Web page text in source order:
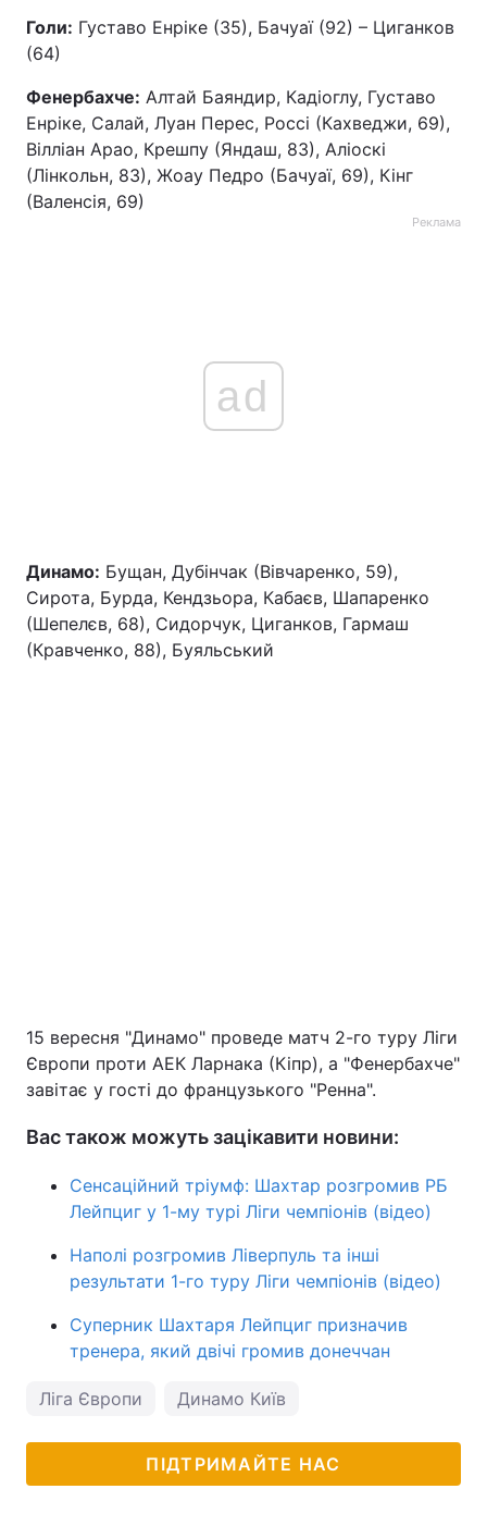
Тема оформлення
Голи: Густаво Енріке (35), Бачуаї (92) – Циганков
(64)
Фенербахче: Алтай Баяндир, Кадіоглу, Густаво
Енріке, Салай, Луан Перес, Россі (Кахведжи, 69),
Вілліан Арао, Крешпу (Яндаш, 83), Аліоскі
(Лінкольн, 83), Жоау Педро (Бачуаї, 69), Кінг
(Валенсія, 69)
Реклама
ad
Динамо: Бущан, Дубінчак (Вівчаренко, 59),
Сирота, Бурда, Кендзьора, Кабаєв, Шапаренко
(Шепелєв, 68), Сидорчук, Циганков, Гармаш
(Кравченко, 88), Буяльський
15 вересня "Динамо" проведе матч 2-го туру Ліги
Європи проти АЕК Ларнака (Кіпр), а "Фенербахче"
завітає у гості до французького "Ренна".
Вас також можуть зацікавити новини:
Сенсаційний тріумф: Шахтар розгромив РБ
Лейпциг у 1-му турі Ліги чемпіонів (відео)
Наполі розгромив Ліверпуль та інші
результати 1-го туру Ліги чемпіонів (відео)
Суперник Шахтаря Лейпциг призначив
тренера, який двічі громив донеччан
Ліга Європи Динамо Київ
ПІДТРИМАЙТЕ НАС